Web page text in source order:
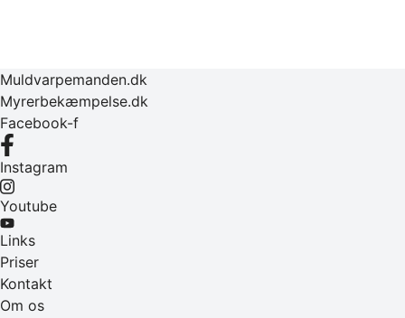
Muldvarpemanden.dk
Myrerbekæmpelse.dk
Facebook-f
Instagram
Youtube
Links
Priser
Kontakt
Om os